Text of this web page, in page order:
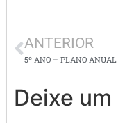
ANTERIOR
Deixe